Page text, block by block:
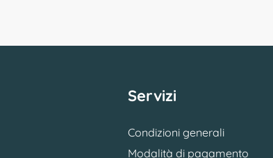
Servizi
Condizioni generali
Modalità di pagamento